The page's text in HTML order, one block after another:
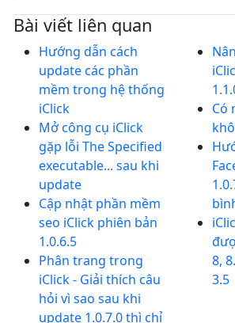
Bài viết liên quan
Hướng dẫn cách
update các phần
mềm trong hệ thống
iClick
Mở công cụ iClick
gặp lỗi The Specified
executable... sau khi
update
Cập nhật phần mềm
seo iClick phiên bản
1.0.6.5
Phân trang trong
iClick - Giải thích câu
hỏi vì sao sau khi
update 1.0.7.0 thì chỉ
Có
8,
3.5